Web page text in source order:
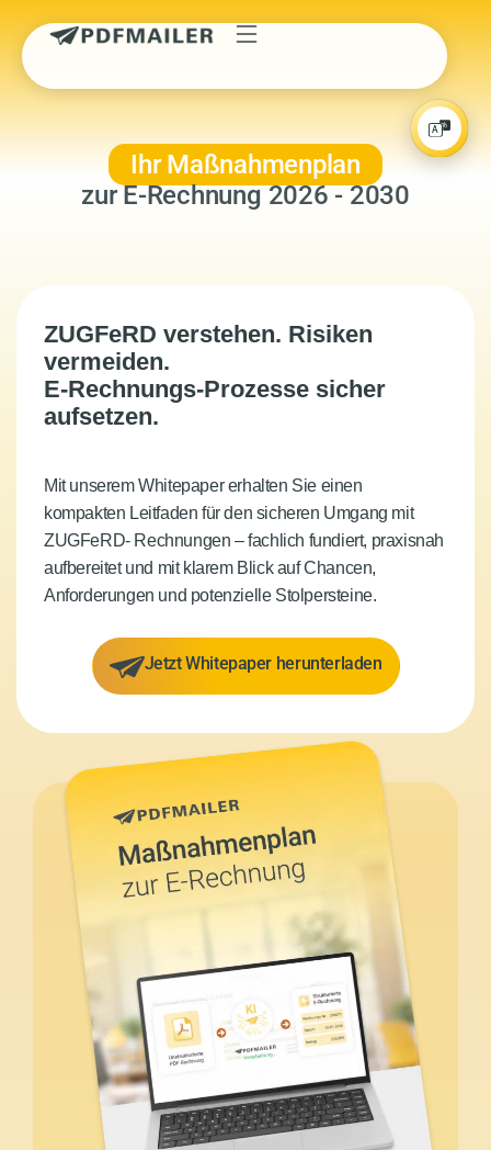
Ihr Maßnahmenplan
zur E-Rechnung 2026 - 2030
ZUGFeRD verstehen. Risiken
vermeiden.
E-Rechnungs-Prozesse sicher
aufsetzen.
Mit unserem Whitepaper erhalten Sie einen
kompakten Leitfaden für den sicheren Umgang mit
ZUGFeRD- Rechnungen – fachlich fundiert, praxisnah
aufbereitet und mit klarem Blick auf Chancen,
Anforderungen und potenzielle Stolpersteine.
Jetzt Whitepaper herunterladen